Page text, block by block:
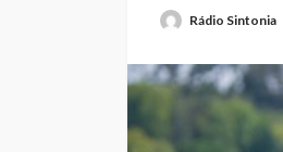
Rádio Sintonia